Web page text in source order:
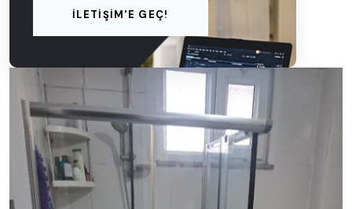
İLETIŞIM'E GEÇ!